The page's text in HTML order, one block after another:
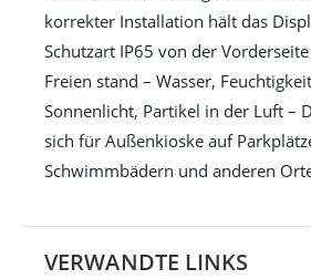
korrekter Installation hält das
Schutzart IP65 von der
Freien stand – Wasser,
Sonnenlicht, Partikel in der Luft –
sich für Außenkioske auf
Schwimmbädern und anderen
VERWANDTE LINKS